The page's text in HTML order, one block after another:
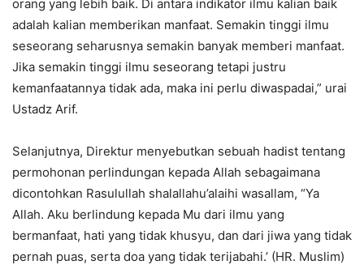
orang yang lebih baik. Di antara indikator ilmu kalian baik
adalah kalian memberikan manfaat. Semakin tinggi ilmu
seseorang seharusnya semakin banyak memberi manfaat.
Jika semakin tinggi ilmu seseorang tetapi justru
kemanfaatannya tidak ada, maka ini perlu diwaspadai,” urai
Ustadz Arif.
Selanjutnya, Direktur menyebutkan sebuah hadist tentang
permohonan perlindungan kepada Allah sebagaimana
dicontohkan Rasulullah shalallahu’alaihi wasallam, “Ya
Allah. Aku berlindung kepada Mu dari ilmu yang
bermanfaat, hati yang tidak khusyu, dan dari jiwa yang tidak
pernah puas, serta doa yang tidak terijabahi.’ (HR. Muslim)